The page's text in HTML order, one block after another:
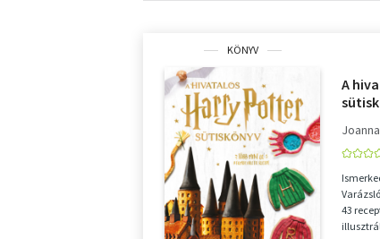
KÖNYV
A
43